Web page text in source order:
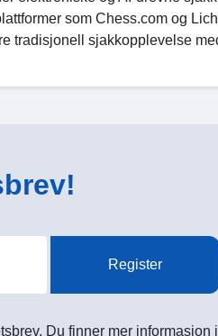
som Chess.com og
tradisjonell sjakkopplevelse
Register
Du finner mer informasjon i